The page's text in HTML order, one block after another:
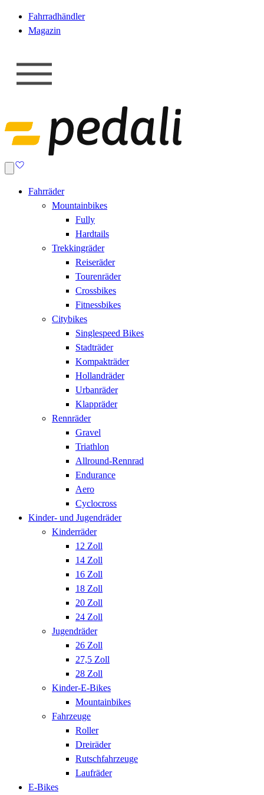
Fahrradhändler
Magazin
Fahrräder
Mountainbikes
Fully
Hardtails
Trekkingräder
Reiseräder
Tourenräder
Crossbikes
Fitnessbikes
Citybikes
Singlespeed Bikes
Stadträder
Kompakträder
Hollandräder
Urbanräder
Klappräder
Rennräder
Gravel
Triathlon
Allround-Rennrad
Endurance
Aero
Cyclocross
Kinder- und Jugendräder
Kinderräder
12 Zoll
14 Zoll
16 Zoll
18 Zoll
20 Zoll
24 Zoll
Jugendräder
26 Zoll
27,5 Zoll
28 Zoll
Kinder-E-Bikes
Mountainbikes
Fahrzeuge
Roller
Dreiräder
Rutschfahrzeuge
Laufräder
E-Bikes